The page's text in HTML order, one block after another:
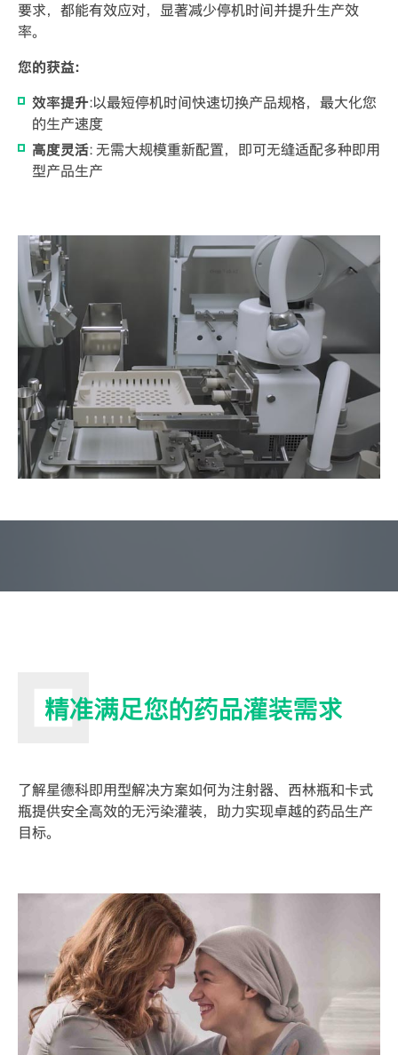
要求，都能有效应对，显著减少停机时间并提升生产效
率。
您的获益:
效率提升:以最短停机时间快速切换产品规格，最大化您
的生产速度
高度灵活: 无需大规模重新配置，即可无缝适配多种即用
型产品生产
精准满足您的药品灌装需求
了解星德科即用型解决方案如何为注射器、西林瓶和卡式
瓶提供安全高效的无污染灌装，助力实现卓越的药品生产
目标。